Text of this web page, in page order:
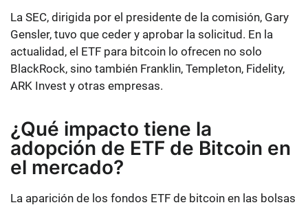
La SEC, dirigida por el presidente de la comisión, Gary
Gensler, tuvo que ceder y aprobar la solicitud. En la
actualidad, el ETF para bitcoin lo ofrecen no solo
BlackRock, sino también Franklin, Templeton, Fidelity,
ARK Invest y otras empresas.
¿Qué impacto tiene la
adopción de ETF de Bitcoin en
el mercado?
La aparición de los fondos ETF de bitcoin en las bolsas